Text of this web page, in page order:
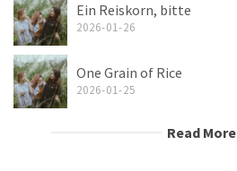
Ein Reiskorn, bitte
2026-01-26
One Grain of Rice
2026-01-25
Read More